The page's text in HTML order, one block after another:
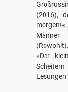
(2016),
morgen!«
»Der